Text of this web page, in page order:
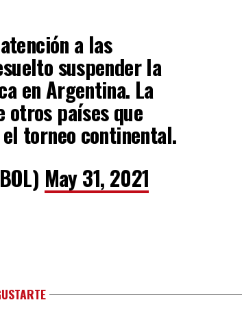
a las
suspender la
en Argentina. La
otros países que
torneo continental.
May 31, 2021